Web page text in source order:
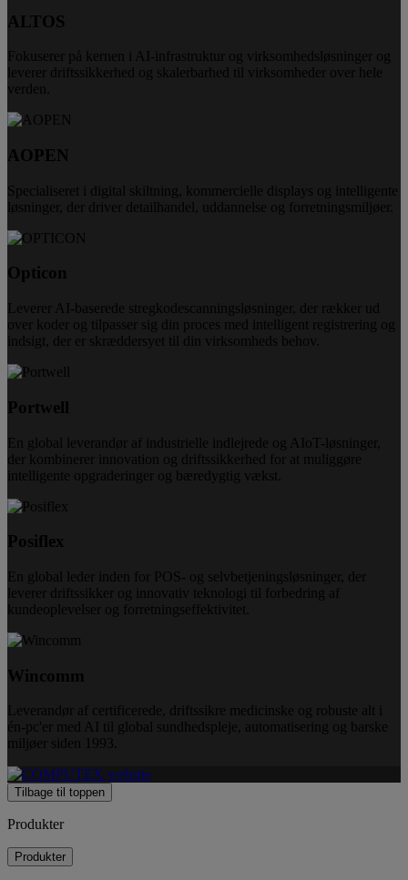
ALTOS
Fokuserer på kernen i AI-infrastruktur og virksomhedsløsninger og
leverer driftssikkerhed og skalerbarhed til virksomheder over hele
verden.
AOPEN
Specialiseret i digital skiltning, kommercielle displays og intelligente
løsninger, der driver detailhandel, uddannelse og forretningsmiljøer.
Opticon
Leverer AI-baserede stregkodescanningsløsninger, der rækker ud
over koder og tilpasser sig din proces med intelligent registrering og
indsigt, der er skræddersyet til din virksomheds behov.
Portwell
En global leverandør af industrielle indlejrede og AIoT-løsninger,
der kombinerer innovation og driftssikkerhed for at muliggøre
intelligente opgraderinger og bæredygtig vækst.
Posiflex
En global leder inden for POS- og selvbetjeningsløsninger, der
leverer driftssikker og innovativ teknologi til forbedring af
kundeoplevelser og forretningseffektivitet.
Wincomm
Leverandør af certificerede, driftssikre medicinske og robuste alt i
én-pc'er med AI til global sundhedspleje, automatisering og barske
miljøer siden 1993.
Tilbage til toppen
Produkter
Produkter